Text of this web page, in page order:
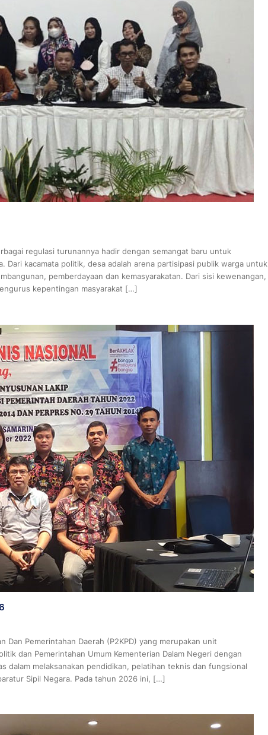
regulasi turunannya hadir dengan semangat baru untuk
Dari kacamata politik, desa adalah arena partisipasi publik warga untuk
pemberdayaan dan kemasyarakatan. Dari sisi kewenangan,
kepentingan masyarakat […]
Dan Pemerintahan Daerah (P2KPD) yang merupakan unit
dan Pemerintahan Umum Kementerian Dalam Negeri dengan
dalam melaksanakan pendidikan, pelatihan teknis dan fungsional
Sipil Negara. Pada tahun 2026 ini, […]